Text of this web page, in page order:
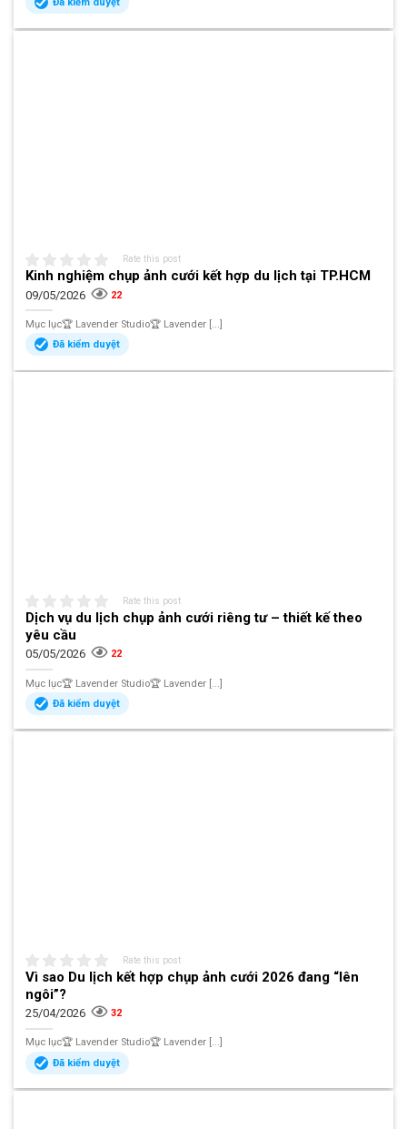
Rate this post
Kinh nghiệm chụp ảnh cưới kết hợp du lịch tại TP.HCM
09/05/2026 22
Mục lục🏆 Lavender Studio🏆 Lavender [...]
Đã kiểm duyệt
Rate this post
Dịch vụ du lịch chụp ảnh cưới riêng tư – thiết kế theo
yêu cầu
05/05/2026 22
Mục lục🏆 Lavender Studio🏆 Lavender [...]
Đã kiểm duyệt
Rate this post
Vì sao Du lịch kết hợp chụp ảnh cưới 2026 đang “lên
ngôi”?
25/04/2026 32
Mục lục🏆 Lavender Studio🏆 Lavender [...]
Đã kiểm duyệt